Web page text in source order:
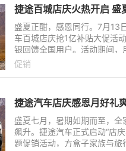
盛夏正酣，感恩同行。7月13
车百城店庆抢1亿补贴大促活
银回馈全国用户。活动期间，
礼、置换礼、金融礼、质保礼
促销
盛夏七月，暑期如期而至，全
飙升。捷途汽车正式启动“店
题促销活动，方盒子家族与旅